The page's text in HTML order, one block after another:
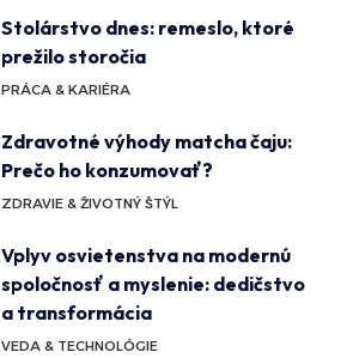
Stolárstvo dnes: remeslo, ktoré
prežilo storočia
PRÁCA & KARIÉRA
Zdravotné výhody matcha čaju:
Prečo ho konzumovať?
ZDRAVIE & ŽIVOTNÝ ŠTÝL
Vplyv osvietenstva na modernú
spoločnosť a myslenie: dedičstvo
a transformácia
VEDA & TECHNOLÓGIE